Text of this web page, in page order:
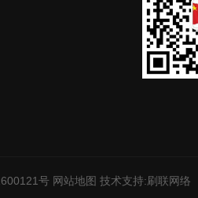
号 网站地图 技术支持:刷联网络